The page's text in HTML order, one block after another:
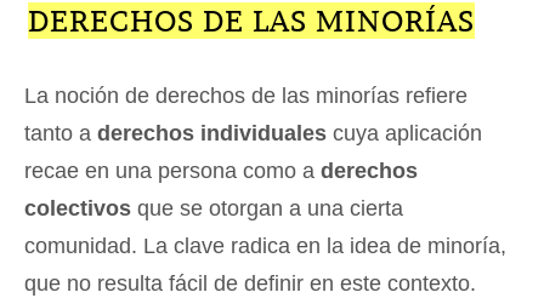
DERECHOS DE LAS MINORÍAS
La noción de derechos de las minorías refiere
tanto a derechos individuales cuya aplicación
recae en una persona como a derechos
colectivos que se otorgan a una cierta
comunidad. La clave radica en la idea de minoría,
que no resulta fácil de definir en este contexto.